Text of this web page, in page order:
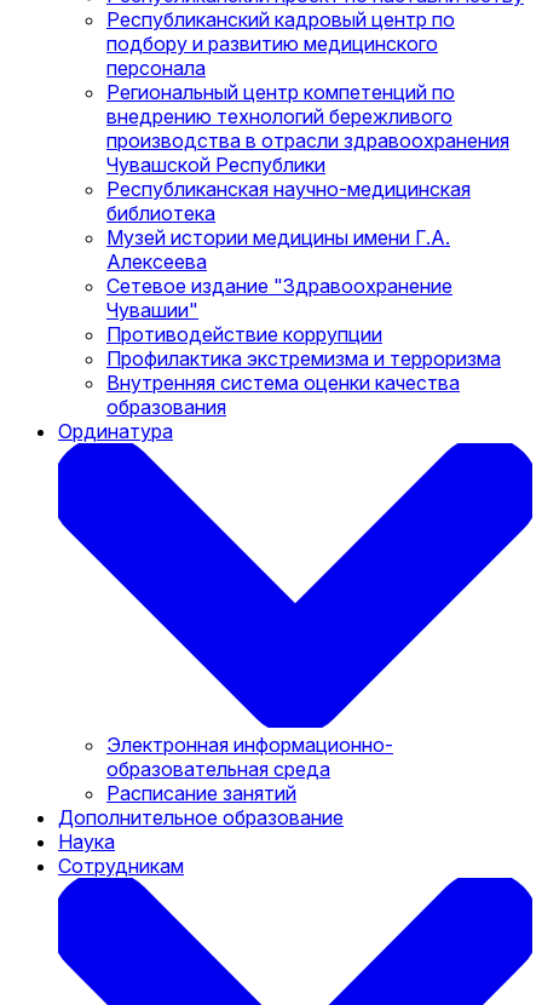
Республиканский кадровый центр по
подбору и развитию медицинского
персонала
Региональный центр компетенций по
внедрению технологий бережливого
производства в отрасли здравоохранения
Чувашской Республики
Республиканская научно-медицинская
библиотека
Музей истории медицины имени Г.А.
Алексеева
Сетевое издание "Здравоохранение
Чувашии"
Противодействие коррупции
Профилактика экстремизма и терроризма
Внутренняя система оценки качества
образования
Ординатура
Электронная информационно-
образовательная среда
Расписание занятий
Дополнительное образование
Наука
Сотрудникам